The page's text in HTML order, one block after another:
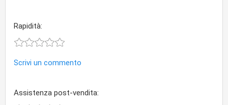
Rapidità:
Scrivi un commento
Assistenza post-vendita: